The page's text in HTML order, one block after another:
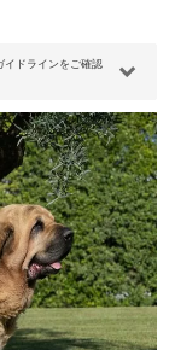
イドラインをご確認